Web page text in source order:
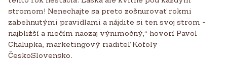
stromom! Nenechajte sa preto zošnurovať rokmi
zabehnutými pravidlami a nájdite si ten svoj strom -
najbližší a niečím naozaj výnimočný,“ hovorí Pavol
Chalupka, marketingový riaditeľ Kofoly
ČeskoSlovensko.